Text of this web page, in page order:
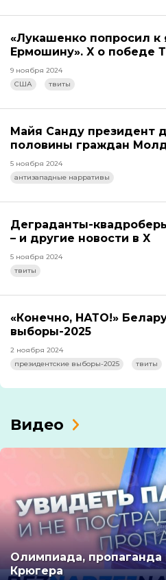
«Лукашенко попросил к
Ермошину». X о победе
9 ноября 2024
США
твиты
Майя Санду президент
половины граждан
5 ноября 2024
антизападные нарративы
Деграданты-
– и другие новости в X
5 ноября 2024
твиты
«Конечно, НАТО!»
выборы-2025
2 ноября 2024
президентские выборы-2025
твиты
Видео
Олимпиада,
Крюгера